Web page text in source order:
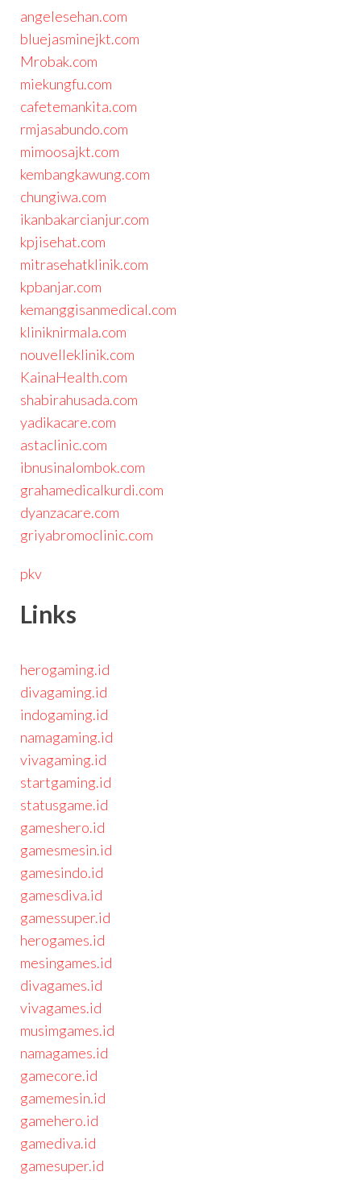
angelesehan.com
bluejasminejkt.com
Mrobak.com
miekungfu.com
cafetemankita.com
rmjasabundo.com
mimoosajkt.com
kembangkawung.com
chungiwa.com
ikanbakarcianjur.com
kpjisehat.com
mitrasehatklinik.com
kpbanjar.com
kemanggisanmedical.com
kliniknirmala.com
nouvelleklinik.com
KainaHealth.com
shabirahusada.com
yadikacare.com
astaclinic.com
ibnusinalombok.com
grahamedicalkurdi.com
dyanzacare.com
griyabromoclinic.com
pkv
Links
herogaming.id
divagaming.id
indogaming.id
namagaming.id
vivagaming.id
startgaming.id
statusgame.id
gameshero.id
gamesmesin.id
gamesindo.id
gamesdiva.id
gamessuper.id
herogames.id
mesingames.id
divagames.id
vivagames.id
musimgames.id
namagames.id
gamecore.id
gamemesin.id
gamehero.id
gamediva.id
gamesuper.id